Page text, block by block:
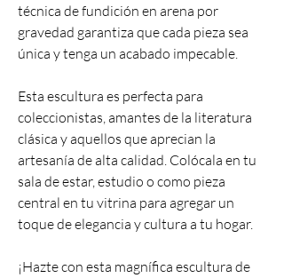
técnica de fundición en arena por
gravedad garantiza que cada pieza sea
única y tenga un acabado impecable.
Esta escultura es perfecta para
coleccionistas, amantes de la literatura
clásica y aquellos que aprecian la
artesanía de alta calidad. Colócala en tu
sala de estar, estudio o como pieza
central en tu vitrina para agregar un
toque de elegancia y cultura a tu hogar.
¡Hazte con esta magnífica escultura de